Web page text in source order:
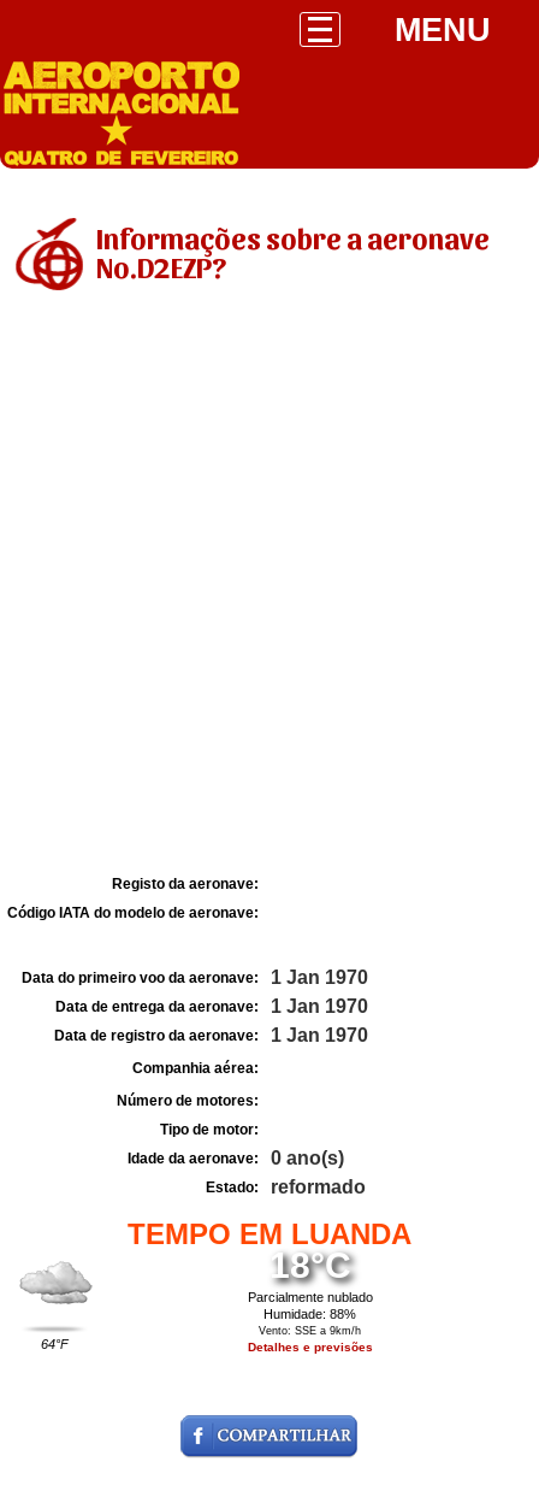
MENU
Informações sobre a aeronave
No.D2EZP?
Registo da aeronave:
Código IATA do modelo de aeronave:
Data do primeiro voo da aeronave: 1 Jan 1970
Data de entrega da aeronave: 1 Jan 1970
Data de registro da aeronave: 1 Jan 1970
Companhia aérea:
Número de motores:
Tipo de motor:
Idade da aeronave:
0 ano(s)
Estado: reformado
TEMPO EM LUANDA
64°F
18°C
Parcialmente nublado
Humidade: 88%
Vento: SSE a 9km/h
Detalhes e previsões